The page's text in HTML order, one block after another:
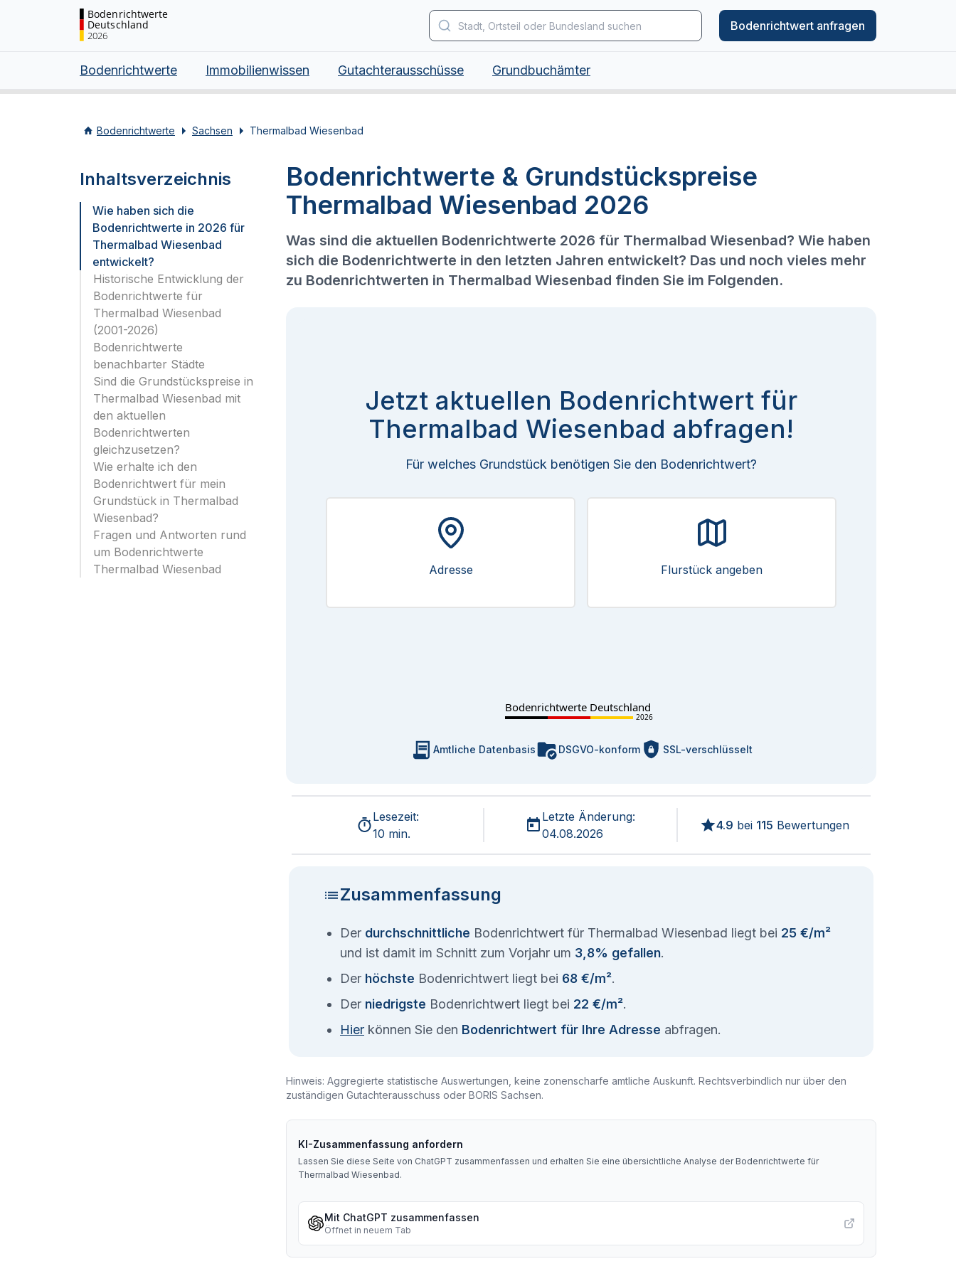
Bodenrichtwerte
Deutschland
2026
Bodenrichtwert anfragen
Bodenrichtwerte Immobilienwissen Gutachterausschüsse Grundbuchämter
Bodenrichtwerte Sachsen Thermalbad Wiesenbad
Inhaltsverzeichnis
Wie haben sich die
Bodenrichtwerte in 2026 für
Thermalbad Wiesenbad
entwickelt?
Historische Entwicklung der
Bodenrichtwerte für
Thermalbad Wiesenbad
(2001-2026)
Bodenrichtwerte
benachbarter Städte
Sind die Grundstückspreise in
Thermalbad Wiesenbad mit
den aktuellen
Bodenrichtwerten
gleichzusetzen?
Wie erhalte ich den
Bodenrichtwert für mein
Grundstück in Thermalbad
Wiesenbad?
Fragen und Antworten rund
um Bodenrichtwerte
Thermalbad Wiesenbad
Bodenrichtwerte & Grundstückspreise
Thermalbad Wiesenbad 2026
Was sind die aktuellen Bodenrichtwerte 2026 für Thermalbad Wiesenbad? Wie haben
sich die Bodenrichtwerte in den letzten Jahren entwickelt? Das und noch vieles mehr
zu Bodenrichtwerten in Thermalbad Wiesenbad finden Sie im Folgenden.
Jetzt aktuellen Bodenrichtwert für
Thermalbad Wiesenbad abfragen!
Für welches Grundstück benötigen Sie den Bodenrichtwert?
Adresse Flurstück angeben
Bodenrichtwerte Deutschland
2026
Amtliche Datenbasis DSGVO-konform SSL-verschlüsselt
Lesezeit:
10 min.
Letzte Änderung:
04.08.2026
4.9 bei 115 Bewertungen
Zusammenfassung
Der durchschnittliche Bodenrichtwert für Thermalbad Wiesenbad liegt bei 25 €/m²
und ist damit im Schnitt zum Vorjahr um 3,8% gefallen.
Der höchste Bodenrichtwert liegt bei 68 €/m².
Der niedrigste Bodenrichtwert liegt bei 22 €/m².
Hier können Sie den Bodenrichtwert für Ihre Adresse abfragen.
Hinweis: Aggregierte statistische Auswertungen, keine zonenscharfe amtliche Auskunft. Rechtsverbindlich nur über den
zuständigen Gutachterausschuss oder BORIS Sachsen.
KI-Zusammenfassung anfordern
Lassen Sie diese Seite von ChatGPT zusammenfassen und erhalten Sie eine übersichtliche Analyse der Bodenrichtwerte für
Thermalbad Wiesenbad.
Mit ChatGPT zusammenfassen
Öffnet in neuem Tab